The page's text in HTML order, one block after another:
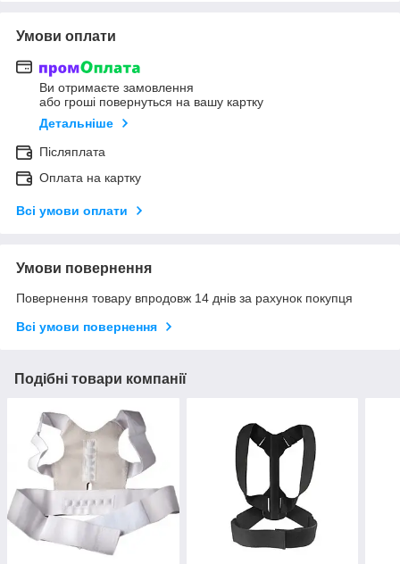
Умови оплати
Ви отримаєте замовлення
або гроші повернуться на вашу картку
Детальніше
Післяплата
Оплата на картку
Всі умови оплати
Умови повернення
Повернення товару впродовж 14 днів за рахунок покупця
Всі умови повернення
Подібні товари компанії